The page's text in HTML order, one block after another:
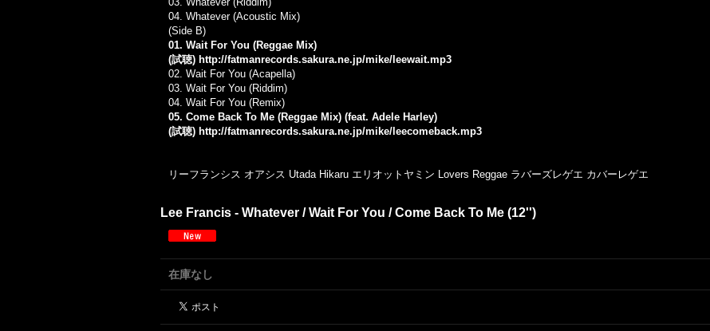
04. Whatever (Acoustic Mix)
(Side B)
01. Wait For You (Reggae Mix)
(試聴) http://fatmanrecords.sakura.ne.jp/mike/leewait.mp3
02. Wait For You (Acapella)
03. Wait For You (Riddim)
04. Wait For You (Remix)
05. Come Back To Me (Reggae Mix) (feat. Adele Harley)
(試聴) http://fatmanrecords.sakura.ne.jp/mike/leecomeback.mp3
リーフランシス オアシス Utada Hikaru エリオットヤミン Lovers Reggae ラバーズレゲエ カバーレゲエ
Lee Francis - Whatever / Wait For You / Come Back To Me (12'')
在庫なし